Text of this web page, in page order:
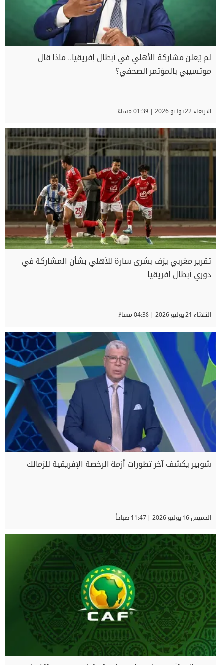
لم يُعلن مشاركة الأهلي في أبطال إفريقيا.. ماذا قال
موتسيبي بالمؤتمر الصحفي؟
الاربعاء 22 يوليو 2026 | 01:39 مساءً
تقرير مغربي يزف بشرى سارة للأهلي بشأن المشاركة في
دوري أبطال إفريقيا
الثلاثاء 21 يوليو 2026 | 04:38 مساءً
شوبير يكشف آخر تطورات أزمة الرخصة الإفريقية للزمالك
الخميس 16 يوليو 2026 | 11:47 صباحاً